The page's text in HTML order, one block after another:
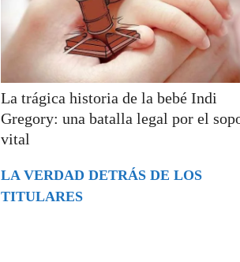
La trágica historia de la bebé Indi
Gregory: una batalla legal por el
vital
LA VERDAD DETRÁS DE LOS
TITULARES